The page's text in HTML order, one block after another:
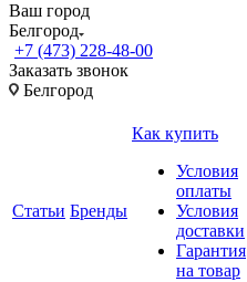
Ваш город
Белгород
+7 (473) 228-48-00
Заказать звонок
Белгород
Статьи Бренды
Как купить
Условия
оплаты
Условия
доставки
Гарантия
на товар